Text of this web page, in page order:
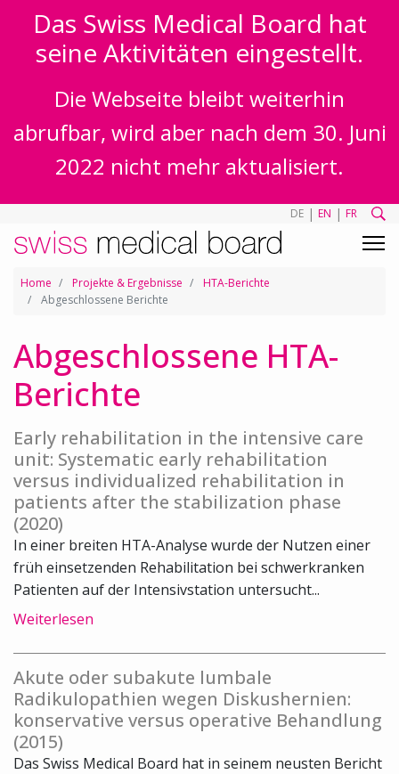
Das Swiss Medical Board hat
seine Aktivitäten eingestellt.
Die Webseite bleibt weiterhin
abrufbar, wird aber nach dem 30. Juni
2022 nicht mehr aktualisiert.
DE | EN | FR
Home Projekte & Ergebnisse
HTA-Berichte
Abgeschlossene Berichte
Abgeschlossene HTA-
Berichte
Early rehabilitation in the intensive care
unit: Systematic early rehabilitation
versus individualized rehabilitation in
patients after the stabilization phase
(2020)
In einer breiten HTA-Analyse wurde der Nutzen einer
früh einsetzenden Rehabilitation bei schwerkranken
Patienten auf der Intensivstation untersucht...
Weiterlesen
Akute oder subakute lumbale
Radikulopathien wegen Diskushernien:
konservative versus operative Behandlung
(2015)
Das Swiss Medical Board hat in seinem neusten Bericht